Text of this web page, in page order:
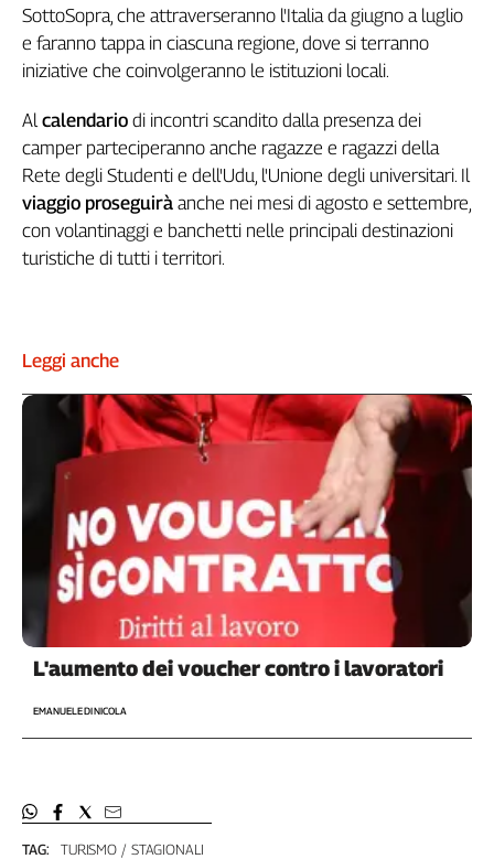
Sardegna
Sicilia
Toscana
D'Aosta
Veneto
Archivio
Contatti
redazione
Social
TAG: TURISMO STAGIONALI
SottoSopra, che attraverseranno l'Italia da giugno a luglio
e faranno tappa in ciascuna regione, dove si terranno
iniziative che coinvolgeranno le istituzioni locali.
Al calendario di incontri scandito dalla presenza dei
camper parteciperanno anche ragazze e ragazzi della
Rete degli Studenti e dell'Udu, l'Unione degli universitari. Il
viaggio proseguirà anche nei mesi di agosto e settembre,
con volantinaggi e banchetti nelle principali destinazioni
turistiche di tutti i territori.
Leggi anche
L'aumento dei voucher contro i lavoratori
EMANUELE DI NICOLA